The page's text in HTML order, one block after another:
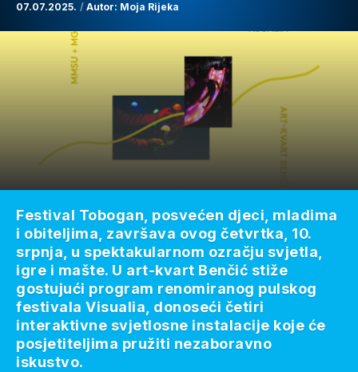
07.07.2025. Autor: Moja Rijeka
Festival Tobogan, posvećen djeci, mladima
i obiteljima, završava ovog četvrtka, 10.
srpnja, u spektakularnom ozračju svjetla,
igre i mašte. U art-kvart Benčić stiže
gostujući program renomiranog pulskog
festivala Visualia, donoseći četiri
interaktivne svjetlosne instalacije koje će
posjetiteljima pružiti nezaboravno
iskustvo.